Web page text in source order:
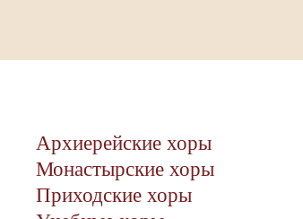
Архиерейские хоры
Монастырские хоры
Приходские хоры